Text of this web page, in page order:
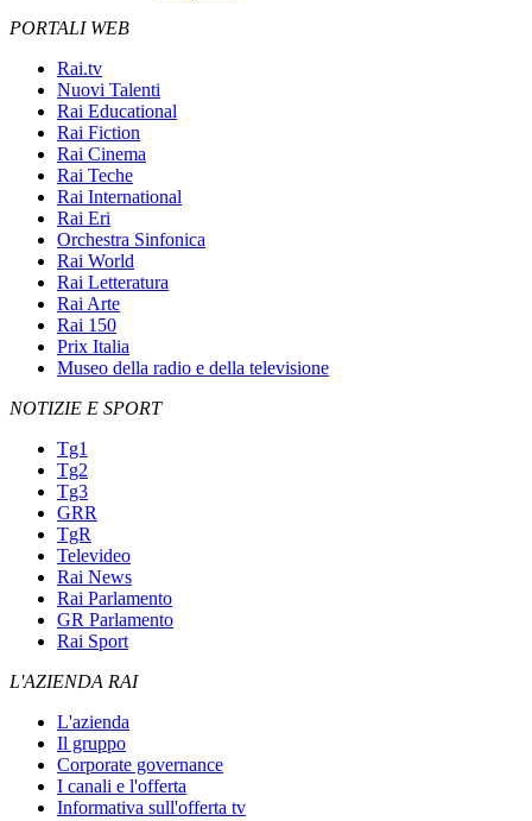
PORTALI WEB
Rai.tv
Nuovi Talenti
Rai Educational
Rai Fiction
Rai Cinema
Rai Teche
Rai International
Rai Eri
Orchestra Sinfonica
Rai World
Rai Letteratura
Rai Arte
Rai 150
Prix Italia
Museo della radio e della televisione
NOTIZIE E SPORT
Tg1
Tg2
Tg3
GRR
TgR
Televideo
Rai News
Rai Parlamento
GR Parlamento
Rai Sport
L'AZIENDA RAI
L'azienda
Il gruppo
Corporate governance
I canali e l'offerta
Informativa sull'offerta tv